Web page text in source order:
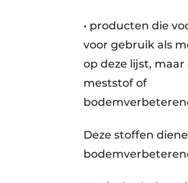
• producten die
voor gebruik als
op deze lijst,
meststof of
Deze stoffen